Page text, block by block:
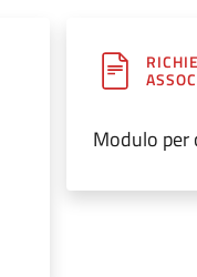
Modulo per